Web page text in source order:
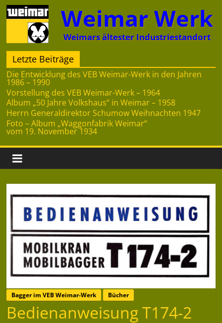
Zum
Inhalt
springen
Weimar Werk
Weimars ältester Industriestandort
Letzte Beiträge
Die Entwicklung des VEB Weimar-Werk in den Jahren
1986 – 1990
Vorstellung des VEB Weimar-Werk – 1964
Album „50 Jahre Volkshaus“ in Weimar – 1958
Herrn Generaldirektor Schumow Weihnachten 1947
Foto – Album „Waggonfabrik Weimar“
vom 19. November 1934
Bagger im VEB Weimar-Werk Bücher
Bedienanweisung T174-2